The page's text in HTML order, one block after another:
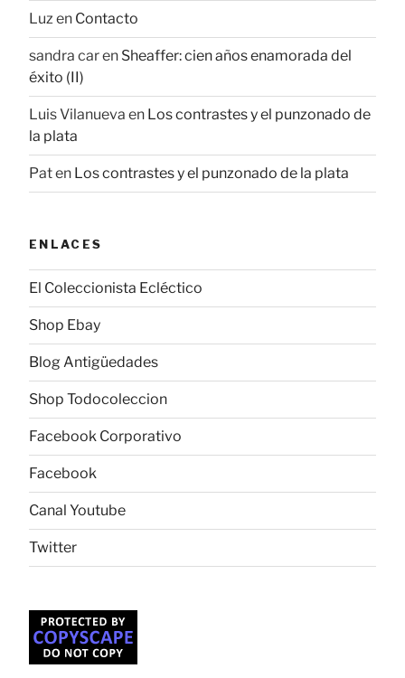
Luz en Contacto
sandra caren Sheaffer: cien años enamorada del
éxito (II)
Luis Vilanueva en Los contrastes y el punzonado de
la plata
Paten Los contrastes y el punzonado de la plata
ENLACES
El Coleccionista Ecléctico
Shop Ebay
Blog Antigüedades
Shop Todocoleccion
Facebook Corporativo
Facebook
Canal Youtube
Twitter